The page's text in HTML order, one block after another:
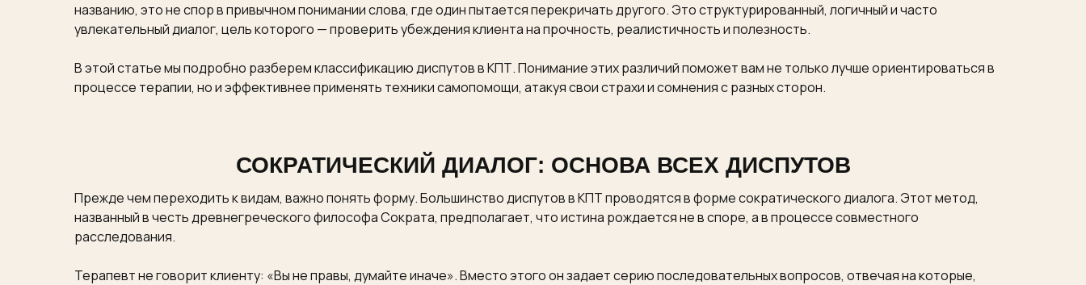
названию, это не спор в привычном понимании слова, где один пытается перекричать другого. Это структурированный, логичный и часто
увлекательный диалог, цель которого — проверить убеждения клиента на прочность, реалистичность и полезность.
В этой статье мы подробно разберем классификацию диспутов в КПТ. Понимание этих различий поможет вам не только лучше ориентироваться в
процессе терапии, но и эффективнее применять техники самопомощи, атакуя свои страхи и сомнения с разных сторон.
СОКРАТИЧЕСКИЙ ДИАЛОГ: ОСНОВА ВСЕХ ДИСПУТОВ
Прежде чем переходить к видам, важно понять форму. Большинство диспутов в КПТ проводятся в форме сократического диалога. Этот метод,
названный в честь древнегреческого философа Сократа, предполагает, что истина рождается не в споре, а в процессе совместного
расследования.
Терапевт не говорит клиенту: «Вы не правы, думайте иначе». Вместо этого он задает серию последовательных вопросов, отвечая на которые,